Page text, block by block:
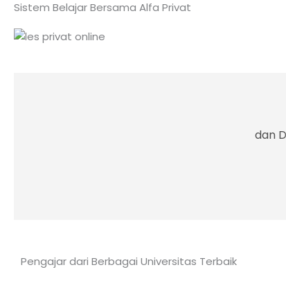
Sistem Belajar Bersama Alfa Privat
dan
Pengajar dari Berbagai Universitas Terbaik